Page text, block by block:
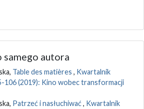
samego autora
Table des matières , Kwartalnik
106 (2019): Kino wobec transformacji
Patrzeć i nasłuchiwać, Kwartalnik